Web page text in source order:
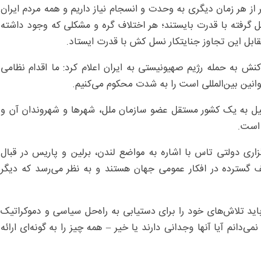
از هر زمان دیگری به وحدت و انسجام نیاز داریم و همه مردم ایران
با قدرت بایستند؛ هر اختلاف گره و مشکلی که وجود داشته
این تجاوز جنایتکار نسل کش با قدرت ایستاد.
به حمله رژیم صهیونیستی به ایران اعلام کرد:‌ ما اقدام نظامی
بین‌المللی است را به شدت محکوم می‌کنیم.
به یک کشور مستقل عضو سازمان ملل، شهرها و شهروندان آن و
است.
دولتی تاس با اشاره به مواضع لندن، برلین و پاریس در قبال
گسترده در افکار عمومی جهان هستند و به نظر می‌رسد که دیگر
تلاش‌های خود را برای دستیابی به راه‌حل سیاسی و دموکراتیک
آیا آنها وجدانی دارند یا خیر – همه چیز را به گونه‌ای ارائه